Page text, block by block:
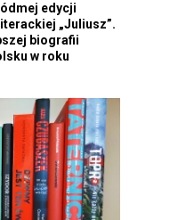
edycji
„Juliusz”.
biografii
w roku